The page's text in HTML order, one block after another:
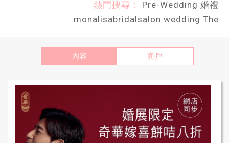
熱門搜尋： Pre-Wedding 婚禮
monalisabridalsalon wedding The
內容 商戶